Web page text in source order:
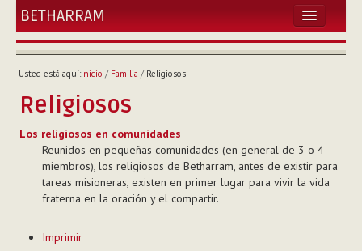
BETHARRAM
INICIO
FAMILIA
MISIÓN
NEF
MULTIMEDIA
P. AUGUSTO ETCHECOPAR
Usted está aquí:Inicio / Familia / Religiosos
Religiosos
Los religiosos en comunidades
Reunidos en pequeñas comunidades (en general de 3 o 4
miembros), los religiosos de Betharram, antes de existir para
tareas misioneras, existen en primer lugar para vivir la vida
fraterna en la oración y el compartir.
de
Imprimir